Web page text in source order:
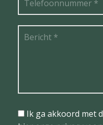
Ik ga akkoord met